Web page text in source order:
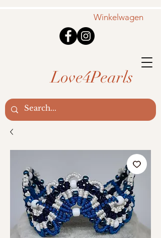
Winkelwagen
Love4Pearls